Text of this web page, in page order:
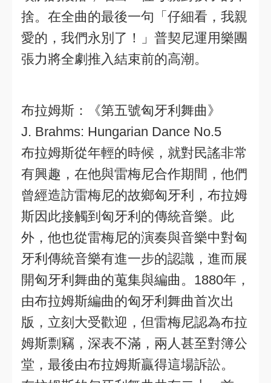
捨。在全曲的最後一句「仔細看，我親
愛的，我們永別了！」普契尼運用樂團
張力將全劇推入結束前的高潮。
布拉姆斯：《第五號匈牙利舞曲》
J. Brahms: Hungarian Dance No.5
布拉姆斯從年輕的時候，就對民謠非常
有興趣，在他與雷梅尼合作期間，他們
曾經造訪雷梅尼的故鄉匈牙利，布拉姆
斯因此接觸到匈牙利的傳統音樂。此
外，他也從雷梅尼的演奏與音樂中對匈
牙利傳統音樂有進一步的認識，進而展
開匈牙利舞曲的蒐集與編曲。1880年，
由布拉姆斯編曲的匈牙利舞曲首次出
版，立刻大受歡迎，但雷梅尼認為布拉
姆斯剽竊，深表不滿，兩人甚至對簿公
堂，最後由布拉姆斯贏得這場訴訟。